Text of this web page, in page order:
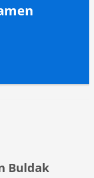
Buldak